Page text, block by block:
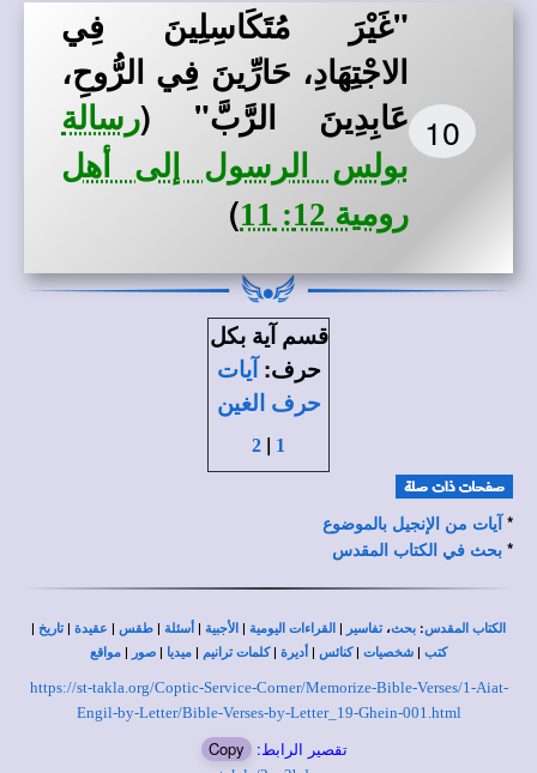
10
"غَيْرَ مُتَكَاسِلِينَ فِي
الاجْتِهَادِ، حَارِّينَ فِي الرُّوحِ،
عَابِدِينَ الرَّبَّ" (رسالة
بولس الرسول إلى أهل
رومية 12: 11
)
قسم آية بكل
حرف: آيات
حرف الغين
1
|
2
* آيات من الإنجيل بالموضوع
* بحث في الكتاب المقدس
الكتاب المقدس: بحث،تفاسير | القراءات اليومية | الأجبية | أسئلة | طقس | عقيدة |تاريخ |
كتب | شخصيات |كنائس | أديرة |كلمات ترانيم | ميديا | صور | مواقع
https://st-takla.org/Coptic-Service-Corner/Memorize-Bible-Verses/1-Aiat-
Engil-by-Letter/Bible-Verses-by-Letter_19-Ghein-001.html
تقصير الرابط: Copy